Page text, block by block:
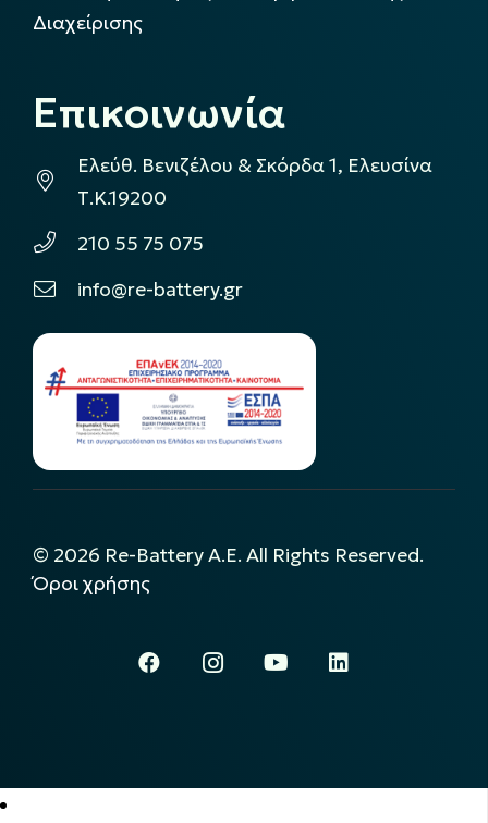
Διαχείρισης
Επικοινωνία
Ελεύθ. Βενιζέλου & Σκόρδα 1, Ελευσίνα
Τ.Κ.19200
210 55 75 075
info@re-battery.gr
© 2026 Re-Battery A.E. All Rights Reserved.
Όροι χρήσης